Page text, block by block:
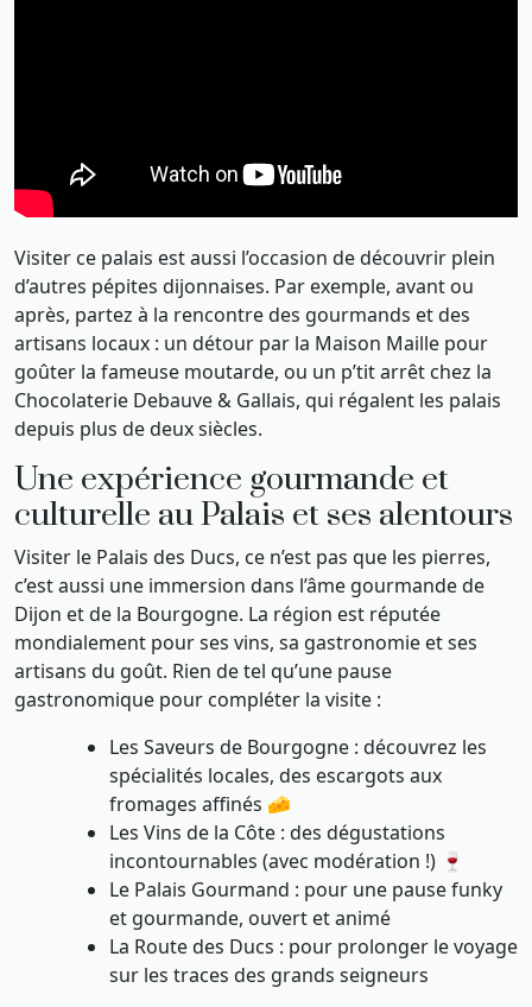
Visiter ce palais est aussi l’occasion de découvrir plein
d’autres pépites dijonnaises. Par exemple, avant ou
après, partez à la rencontre des gourmands et des
artisans locaux : un détour par la Maison Maille pour
goûter la fameuse moutarde, ou un p’tit arrêt chez la
Chocolaterie Debauve & Gallais, qui régalent les palais
depuis plus de deux siècles.
Une expérience gourmande et
culturelle au Palais et ses alentours
Visiter le Palais des Ducs, ce n’est pas que les pierres,
c’est aussi une immersion dans l’âme gourmande de
Dijon et de la Bourgogne. La région est réputée
mondialement pour ses vins, sa gastronomie et ses
artisans du goût. Rien de tel qu’une pause
gastronomique pour compléter la visite :
Les Saveurs de Bourgogne : découvrez les
spécialités locales, des escargots aux
fromages affinés 🧀
Les Vins de la Côte : des dégustations
incontournables (avec modération !) 🍷
Le Palais Gourmand : pour une pause funky
et gourmande, ouvert et animé
La Route des Ducs : pour prolonger le voyage
sur les traces des grands seigneurs